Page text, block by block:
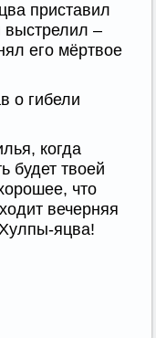
приставил
выстрелил –
его мёртвое
о гибели
когда
будет твоей
что
вечерняя
яцва!